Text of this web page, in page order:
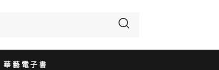
華藝電子書